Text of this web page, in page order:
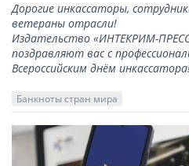
Дорогие инкассаторы,
ветераны отрасли!
Издательство «ИНТЕКРИМ-
поздравляют вас с
Всероссийским днём
Банкноты стран мира